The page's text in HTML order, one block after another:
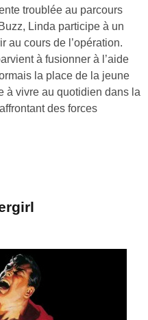
troublée au parcours
Linda participe à un
au cours de l’opération.
à fusionner à l’aide
la place de la jeune
à vivre au quotidien dans la
des forces